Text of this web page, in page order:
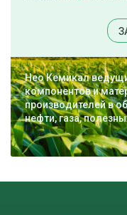
мешок (25 кг)
мешок (25 кг)
Нео Кемикал
компонентов и
производителей в
нефти, газа,